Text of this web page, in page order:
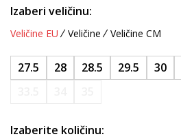
Izaberi veličinu:
Veličine EU Veličine Veličine CM
27.5 28 28.5 29.5 30
Izaberite količinu: